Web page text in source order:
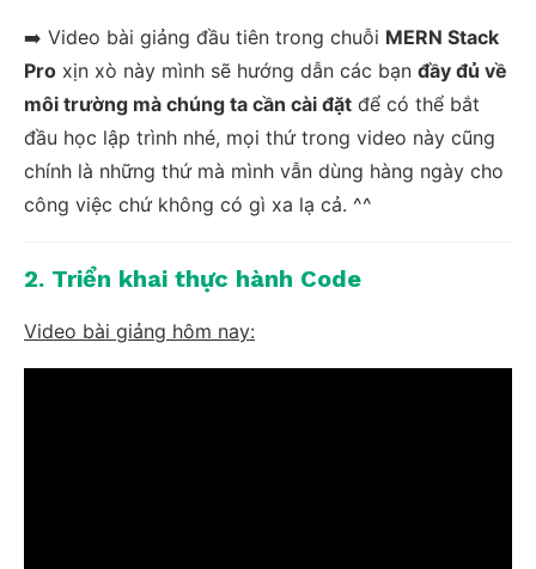
➡️ Video bài giảng đầu tiên trong chuỗi MERN Stack
Pro xịn xò này mình sẽ hướng dẫn các bạn đầy đủ về
môi trường mà chúng ta cần cài đặt để có thể bắt
đầu học lập trình nhé, mọi thứ trong video này cũng
chính là những thứ mà mình vẫn dùng hàng ngày cho
công việc chứ không có gì xa lạ cả. ^^
2. Triển khai thực hành Code
Video bài giảng hôm nay: